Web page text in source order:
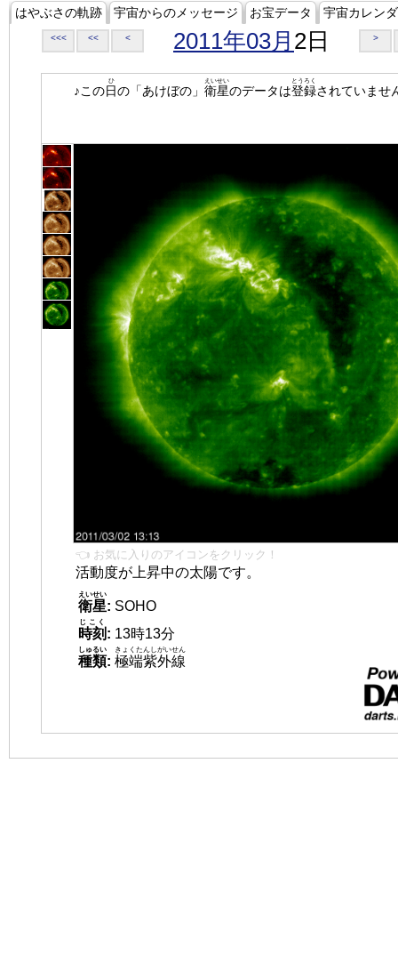
はやぶさの軌跡 宇宙からのメッセージ お宝データ 宇宙カレン
<<< << < 2011年03月 2日 >
♪この日
ひ
の「あけぼの」 衛星
えいせい
のデータは登録
とうろく
されていませ
👈 お気に入りのアイコンをクリック！
活動度が上昇中の太陽です。
衛星
えいせい
: SOHO
時刻
じこく
: 13時13分
種類
しゅるい
: 極端紫外線
きょくたんしがいせん